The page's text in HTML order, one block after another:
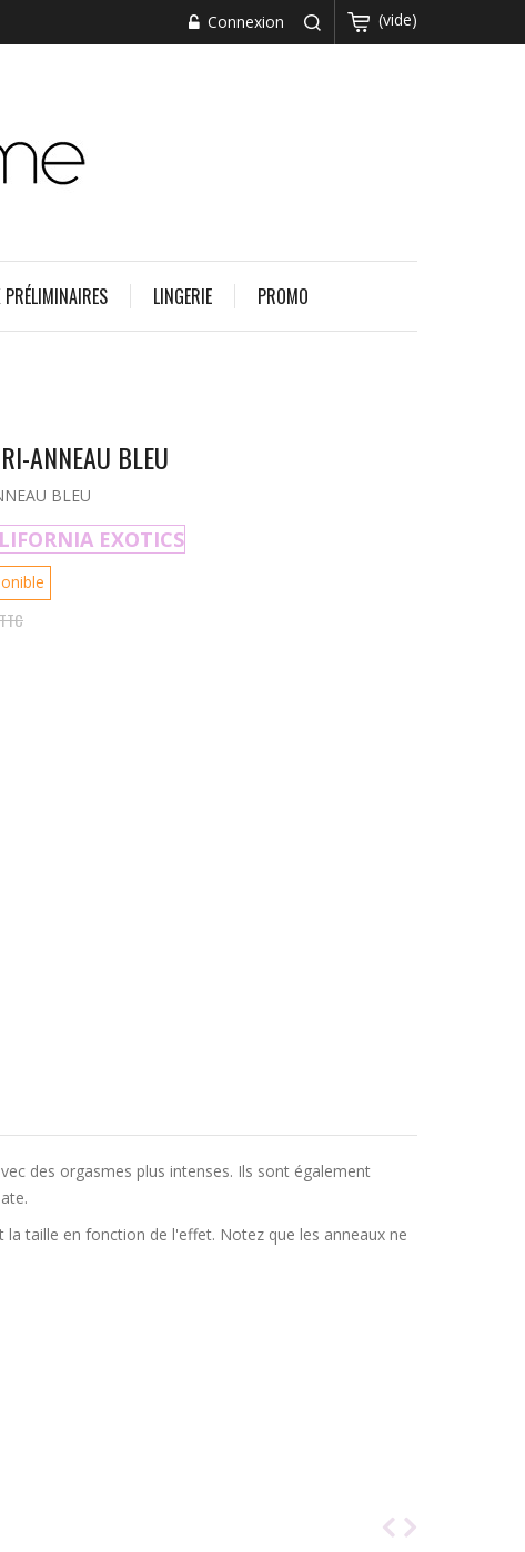
(vide)
Connexion
PRÉLIMINAIRES LINGERIE PROMO
ANNEAU BLEU
BLEU
EXOTICS
des orgasmes plus intenses. Ils sont également
taille en fonction de l'effet. Notez que les anneaux ne